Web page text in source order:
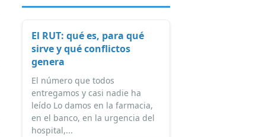
El RUT: qué es, para qué
sirve y qué conflictos
genera
El número que todos
entregamos y casi nadie ha
leído Lo damos en la farmacia,
en el banco, en la urgencia del
hospital,...